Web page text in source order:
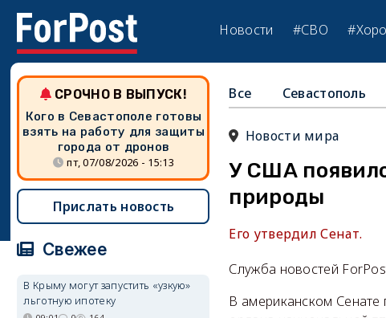
Новости #СВО
Все Севастополь
Новости мира
У США
природы
Его утвердил Сенат.
Служба новостей
В американском
СРОЧНО В ВЫПУСК!
Кого в Севастополе готовы
взять на работу для защиты
города от дронов
пт, 07/08/2026 - 15:13
Прислать новость
Свежее
В Крыму могут запустить «узкую»
льготную ипотеку